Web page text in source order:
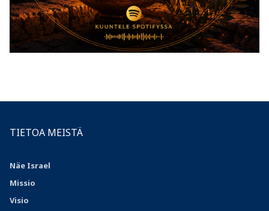
TIETOA MEISTÄ
Näe Israel
Missio
Visio